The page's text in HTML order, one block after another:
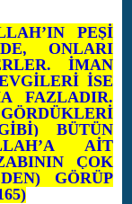
PEŞİ
ONLARI
İMAN
İSE
FAZLADIR.
BÜTÜN
AİT
ÇOK
GÖRÜP